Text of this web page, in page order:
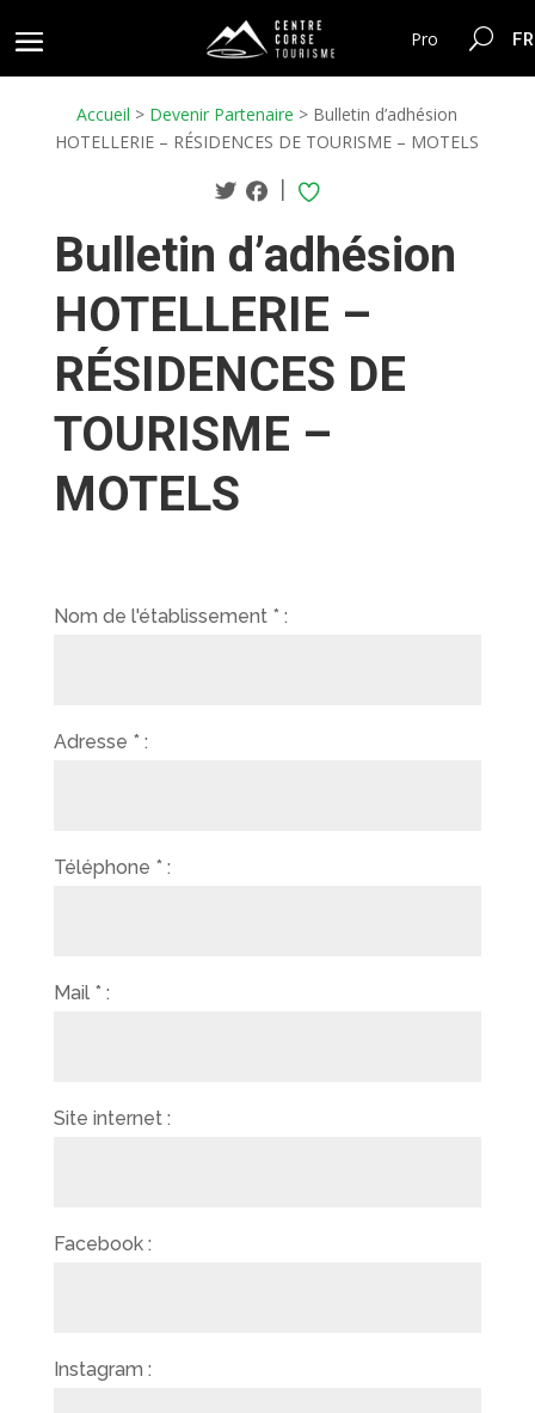
Pro
Accueil > Devenir Partenaire > Bulletin d’adhésion
HOTELLERIE – RÉSIDENCES DE TOURISME – MOTELS
|
Bulletin d’adhésion
HOTELLERIE –
RÉSIDENCES DE
TOURISME –
MOTELS
Nom de l'établissement * :
Adresse * :
Téléphone * :
Mail * :
Site internet :
Facebook :
Instagram :